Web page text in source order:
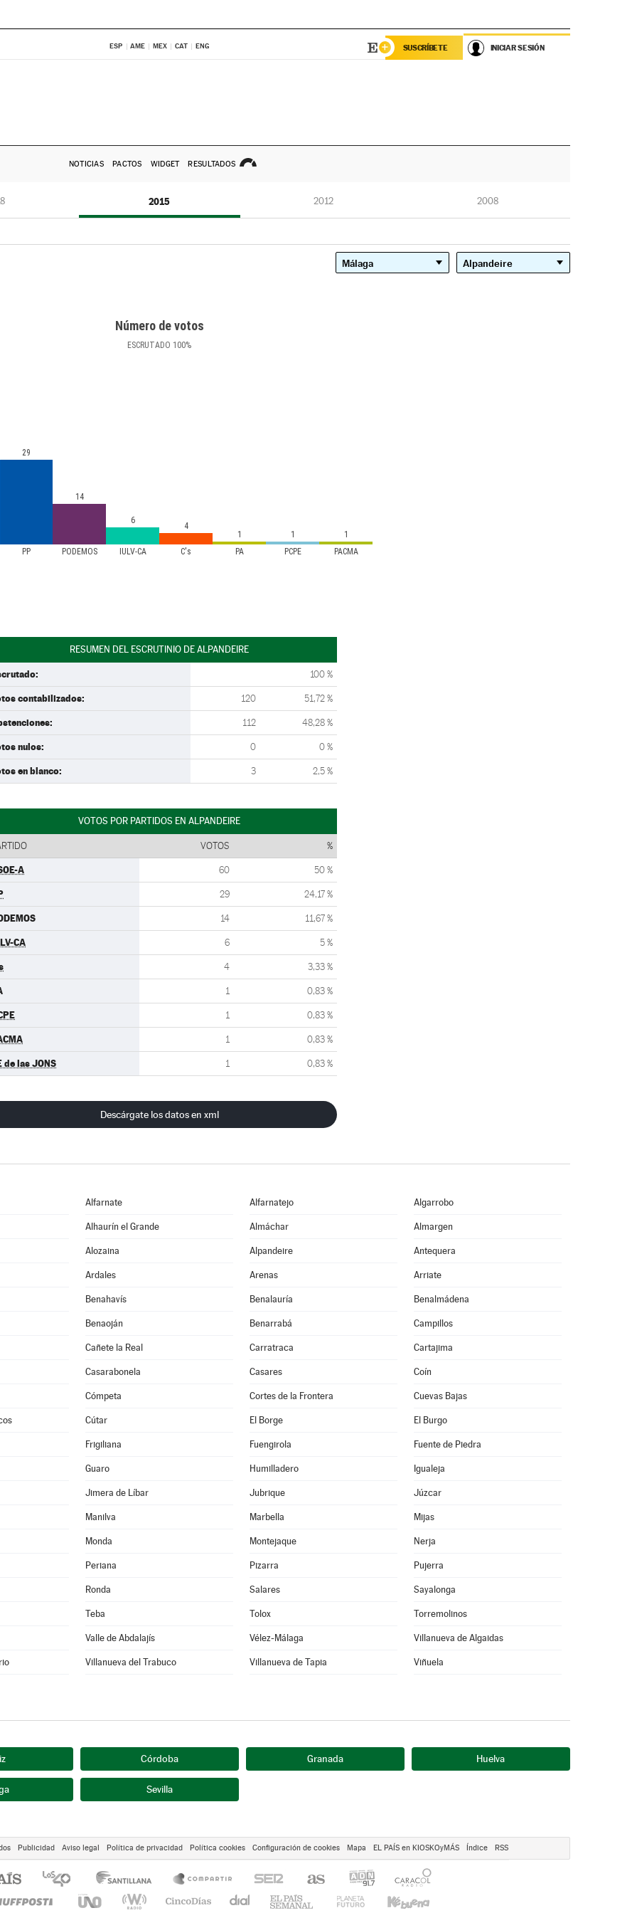
ESP AME MEX CAT ENG SUSCRÍBETE INICIAR SESIÓN
NOTICIAS PACTOS WIDGET RESULTADOS
2015 2012 2008
Número de votos
ESCRUTADO 100%
PP PODEMOS IULV-CA C's PA PCPE PACMA
29
14
6
4
1
1 1
RESUMEN DEL ESCRUTINIO DE ALPANDEIRE
100 %
contabilizados: 120 51,72 %
112 48,28 %
nulos: 0 0 %
en blanco: 3 2,5 %
VOTOS POR PARTIDOS EN ALPANDEIRE
VOTOS %
A 60 50 %
29 24,17 %
14 11,67 %
CA 6 5 %
4 3,33 %
1 0,83 %
1 0,83 %
1 0,83 %
de las JONS 1 0,83 %
Descárgate los datos en xml
Alfarnate Alfarnatejo Algarrobo
Alhaurín el Grande Almáchar Almargen
Alozaina Alpandeire Antequera
Ardales Arenas Arriate
Benahavís Benalauría Benalmádena
Benaoján Benarrabá Campillos
Cañete la Real Carratraca Cartajima
Casarabonela Casares Coín
Cómpeta Cortes de la Frontera Cuevas Bajas
Cútar El Borge El Burgo
Frigiliana Fuengirola Fuente de Piedra
Guaro Humilladero Igualeja
Jimera de Líbar Jubrique Júzcar
Manilva Marbella Mijas
Monda Montejaque Nerja
Periana Pizarra Pujerra
Ronda Salares Sayalonga
Teba Tolox Torremolinos
Valle de Abdalajís Vélez-Málaga Villanueva de Algaidas
Villanueva del Trabuco Villanueva de Tapia Viñuela
Córdoba Granada Huelva
Sevilla
Publicidad Aviso legal Política de privacidad Política cookies Configuración de cookies Mapa EL PAÍS en KIOSKOyMÁS Índice RSS